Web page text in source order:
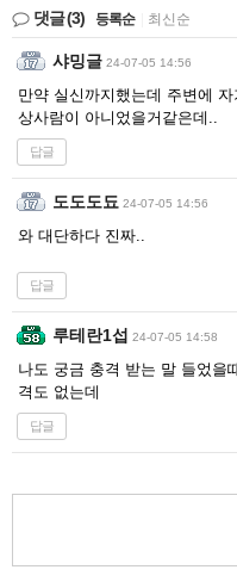
댓글(3) 등록순 최신순
샤밍글 24-07-05 14:56
만약 실신까지했는데 주변에
상사람이 아니었을거같은데..
답글
도도도됴 24-07-05 14:56
와 대단하다 진짜..
답글
루테란1섭 24-07-05 14:58
나도 궁금 충격 받는 말 들었을
격도 없는데
답글